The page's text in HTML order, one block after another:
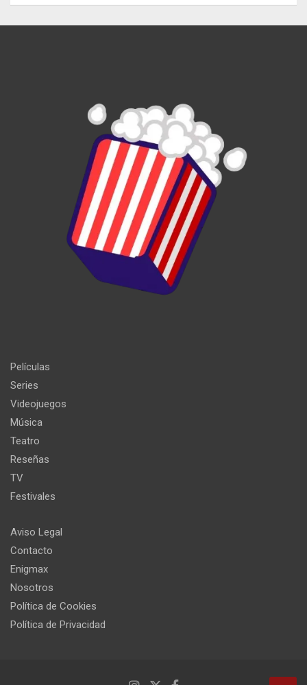
Películas
Series
Videojuegos
Música
Teatro
Reseñas
TV
Festivales
Aviso Legal
Contacto
Enigmax
Nosotros
Política de Cookies
Política de Privacidad